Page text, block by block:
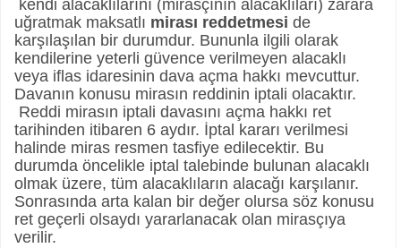
kendi alacaklılarını (mirasçının alacaklıları) zarara
uğratmak maksatlı mirası reddetmesi de
karşılaşılan bir durumdur. Bununla ilgili olarak
kendilerine yeterli güvence verilmeyen alacaklı
veya iflas idaresinin dava açma hakkı mevcuttur.
Davanın konusu mirasın reddinin iptali olacaktır.
Reddi mirasın iptali davasını açma hakkı ret
tarihinden itibaren 6 aydır. İptal kararı verilmesi
halinde miras resmen tasfiye edilecektir. Bu
durumda öncelikle iptal talebinde bulunan alacaklı
olmak üzere, tüm alacaklıların alacağı karşılanır.
Sonrasında arta kalan bir değer olursa söz konusu
ret geçerli olsaydı yararlanacak olan mirasçıya
verilir.